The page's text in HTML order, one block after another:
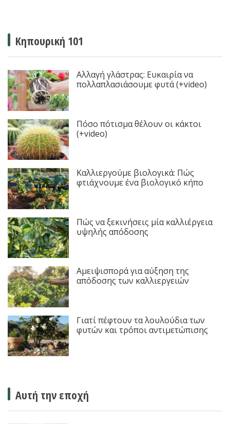
Κηπουρική 101
Αλλαγή γλάστρας: Ευκαιρία να
πολλαπλασιάσουμε φυτά (+video)
Πόσο πότισμα θέλουν οι κάκτοι
(+video)
Καλλιεργούμε βιολογικά: Πώς
φτιάχνουμε ένα βιολογικό κήπο
Πώς να ξεκινήσεις μία καλλιέργεια
υψηλής απόδοσης
Αμειψισπορά για αύξηση της
απόδοσης των καλλιεργειών
Γιατί πέφτουν τα λουλούδια των
φυτών και τρόποι αντιμετώπισης
Αυτή την εποχή